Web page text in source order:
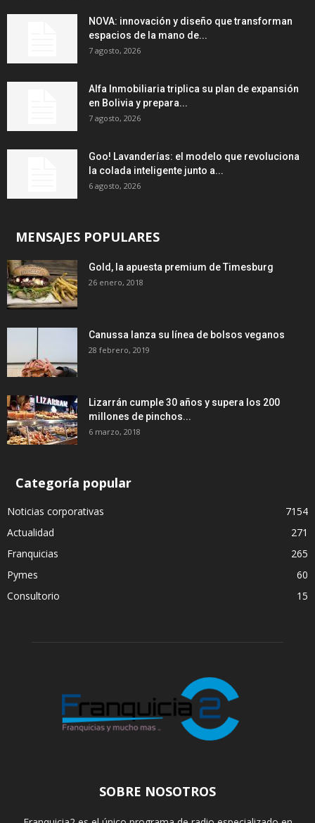
NOVA: innovación y diseño que transforman
espacios de la mano de...
7 agosto, 2026
Alfa Inmobiliaria triplica su plan de expansión
en Bolivia y prepara...
7 agosto, 2026
Goo! Lavanderías: el modelo que revoluciona
la colada inteligente junto a...
6 agosto, 2026
MENSAJES POPULARES
Gold, la apuesta premium de Timesburg
26 enero, 2018
Canussa lanza su línea de bolsos veganos
28 febrero, 2019
Lizarrán cumple 30 años y supera los 200
millones de pinchos...
6 marzo, 2018
Categoría popular
Noticias corporativas
7154
Actualidad
271
Franquicias
265
Pymes
60
Consultorio
15
SOBRE NOSOTROS